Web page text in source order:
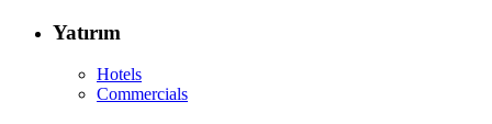
Yatırım
Hotels
Commercials